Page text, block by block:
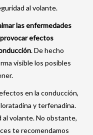
al volante.
las enfermedades
efectos
. De hecho
visible los posibles
en la conducción,
y terfenadina.
al volante. No obstante,
te recomendamos